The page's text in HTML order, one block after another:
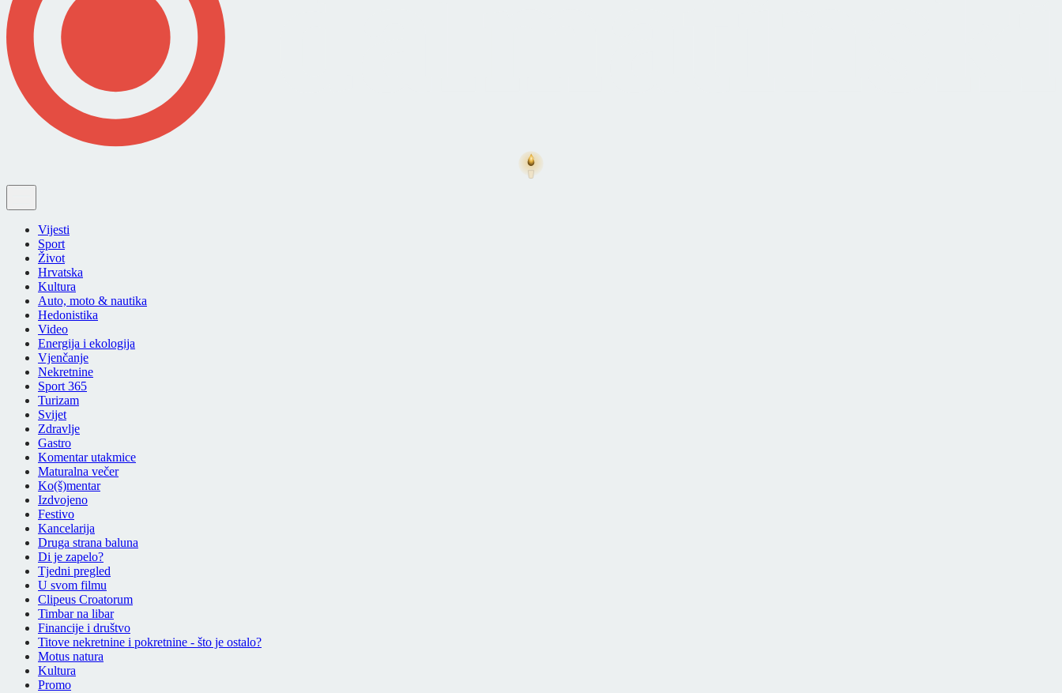
Vijesti
Sport
Život
Hrvatska
Kultura
Auto, moto & nautika
Hedonistika
Video
Energija i ekologija
Vjenčanje
Nekretnine
Sport 365
Turizam
Svijet
Zdravlje
Gastro
Komentar utakmice
Maturalna večer
Ko(š)mentar
Izdvojeno
Festivo
Kancelarija
Druga strana baluna
Di je zapelo?
Tjedni pregled
U svom filmu
Clipeus Croatorum
Timbar na libar
Financije i društvo
Titove nekretnine i pokretnine - što je ostalo?
Motus natura
Kultura
Promo